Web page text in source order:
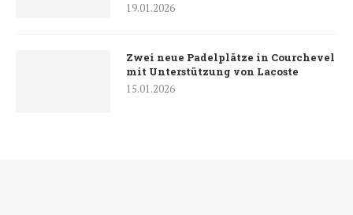
19.01.2026
Zwei neue Padelplätze in Courchevel
mit Unterstützung von Lacoste
15.01.2026